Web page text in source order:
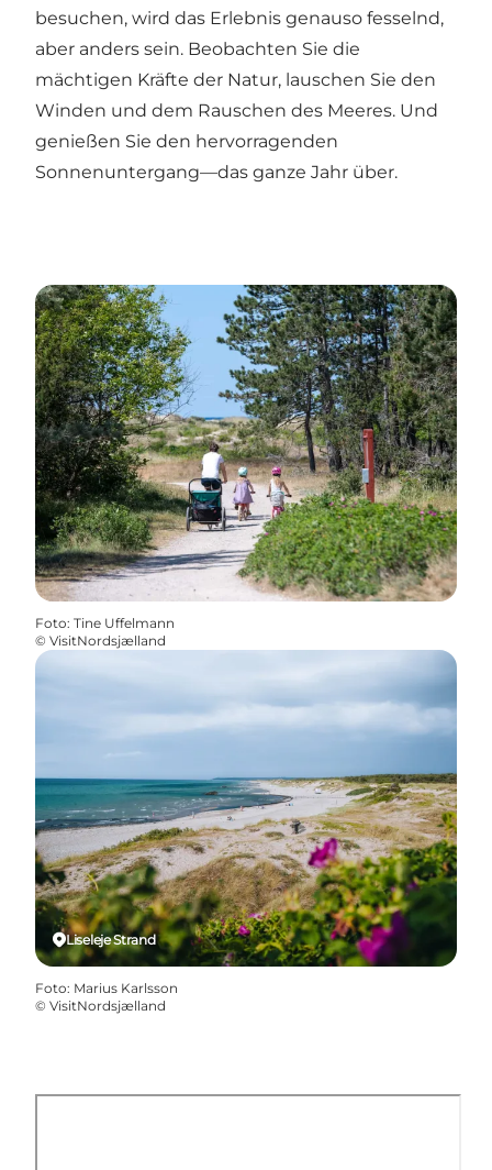
besuchen, wird das Erlebnis genauso fesselnd,
aber anders sein. Beobachten Sie die
mächtigen Kräfte der Natur, lauschen Sie den
Winden und dem Rauschen des Meeres. Und
genießen Sie den hervorragenden
Sonnenuntergang—das ganze Jahr über.
Foto: Tine Uffelmann
© VisitNordsjælland
Liseleje Strand
Foto: Marius Karlsson
© VisitNordsjælland